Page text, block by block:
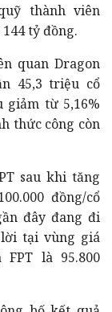
thành viên
tỷ đồng.
quan Dragon
45,3 triệu cổ
giảm từ 5,16%
thức công còn
sau khi tăng
đồng/cổ
đây đang đi
tại vùng giá
là 95.800